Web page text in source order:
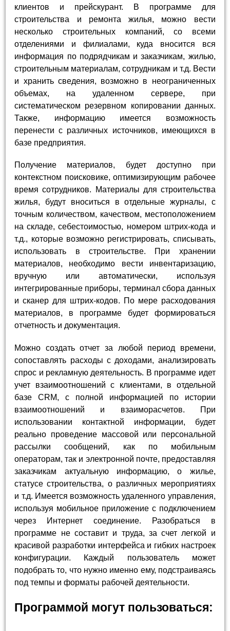
клиентов и прейскурант. В программе для
строительства и ремонта жилья, можно вести
несколько строительных компаний, со всеми
отделениями и филиалами, куда вносится вся
информация по подрядчикам и заказчикам, жилью,
строительным материалам, сотрудникам и т.д. Вести
и хранить сведения, возможно в неограниченных
объемах, на удаленном сервере, при
систематическом резервном копировании данных.
Также, информацию имеется возможность
перенести с различных источников, имеющихся в
базе предприятия.
Получение материалов, будет доступно при
контекстном поисковике, оптимизирующим рабочее
время сотрудников. Материалы для строительства
жилья, будут вноситься в отдельные журналы, с
точным количеством, качеством, местоположением
на складе, себестоимостью, номером штрих-кода и
т.д., которые возможно регистрировать, списывать,
использовать в строительстве. При хранении
материалов, необходимо вести инвентаризацию,
вручную или автоматически, используя
интегрированные приборы, терминал сбора данных
и сканер для штрих-кодов. По мере расходования
материалов, в программе будет формироваться
отчетность и документация.
Можно создать отчет за любой период времени,
сопоставлять расходы с доходами, анализировать
спрос и рекламную деятельность. В программе идет
учет взаимоотношений с клиентами, в отдельной
базе CRM, с полной информацией по истории
взаимоотношений и взаиморасчетов. При
использовании контактной информации, будет
реально проведение массовой или персональной
рассылки сообщений, как по мобильным
операторам, так и электронной почте, предоставляя
заказчикам актуальную информацию, о жилье,
статусе строительства, о различных мероприятиях
и т.д. Имеется возможность удаленного управления,
используя мобильное приложение с подключением
через Интернет соединение. Разобраться в
программе не составит и труда, за счет легкой и
красивой разработки интерфейса и гибких настроек
конфигурации. Каждый пользователь может
подобрать то, что нужно именно ему, подстраиваясь
под темпы и форматы рабочей деятельности.
Программой могут пользоваться: